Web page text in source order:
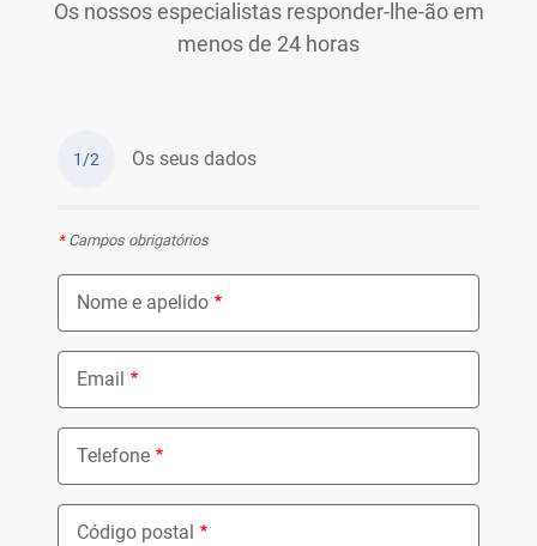
Os nossos especialistas responder-lhe-ão em
menos de 24 horas
1/2 Os seus dados
*Campos obrigatórios
Nome e apelido
Email
Telefone
Código postal